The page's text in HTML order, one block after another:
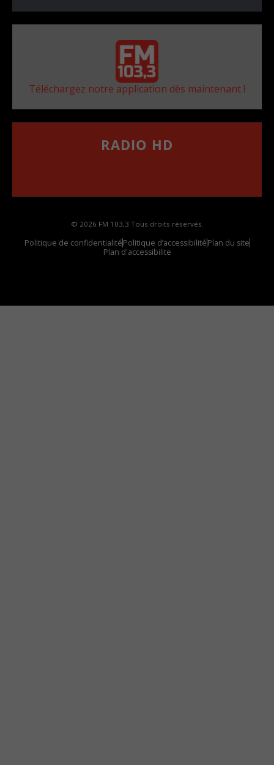
Téléchargez notre application dès maintenant !
RADIO HD
© 2026 FM 103,3 Tous droits réservés.
Politique de confidentialitéPolitique d’accessibilitéPlan du site
Plan d'accessibilite